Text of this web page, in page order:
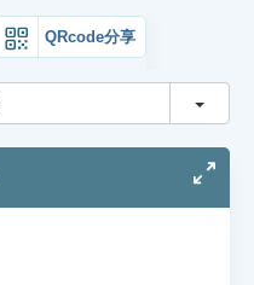
QRcode分享
切換